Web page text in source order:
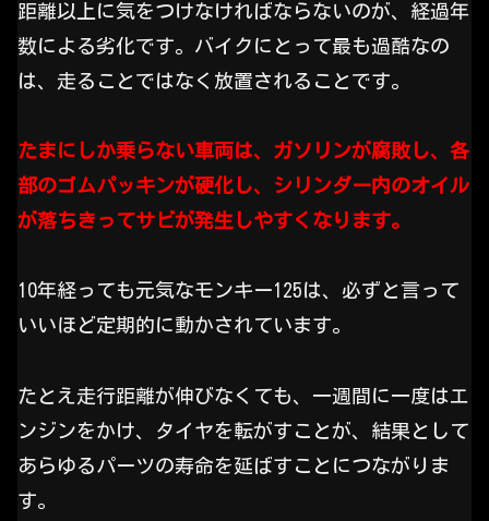
距離以上に気をつけなければならないのが、経過年
数による劣化です。バイクにとって最も過酷なの
は、走ることではなく放置されることです。
たまにしか乗らない車両は、ガソリンが腐敗し、各
部のゴムパッキンが硬化し、シリンダー内のオイル
が落ちきってサビが発生しやすくなります。
10年経っても元気なモンキー125は、必ずと言って
いいほど定期的に動かされています。
たとえ走行距離が伸びなくても、一週間に一度はエ
ンジンをかけ、タイヤを転がすことが、結果として
あらゆるパーツの寿命を延ばすことにつながりま
す。